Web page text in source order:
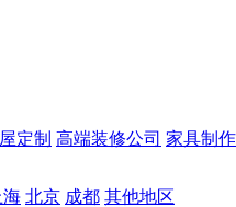
定制 高端装修公司 家具制
海 北京 成都 其他地区